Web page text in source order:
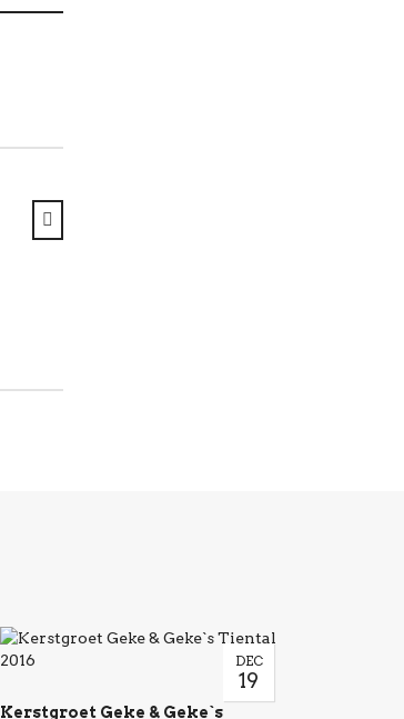
DEC
19
Kerstgroet Geke & Geke`s